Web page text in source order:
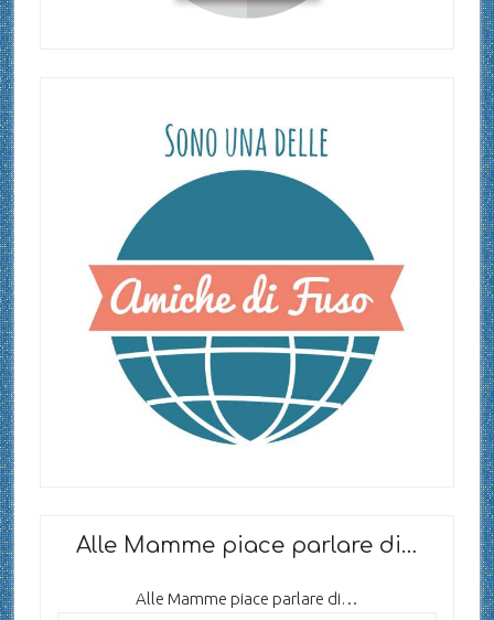
Alle Mamme piace parlare di…
Alle Mamme piace parlare di…